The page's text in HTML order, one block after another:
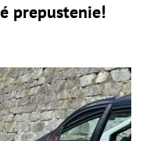
prepustenie!